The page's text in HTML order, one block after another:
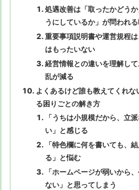
処遇改善は「取ったかどう
うにしているか」が問われ
重要事項説明書や運営規程
はもったいない
経営情報との違いを理解し
乱が減る
よくあるけど誰も教えてくれな
る困りごとの解き方
「うちは小規模だから、立
い」と感じる
「特色欄に何を書いても、
る」と悩む
「ホームページが弱いから
ない」と思ってしまう